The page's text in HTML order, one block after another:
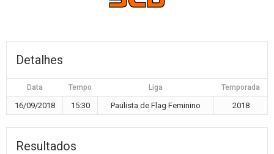
Detalhes
Data Tempo Liga Temporada
16/09/2018 15:30 Paulista de Flag Feminino 2018
Resultados